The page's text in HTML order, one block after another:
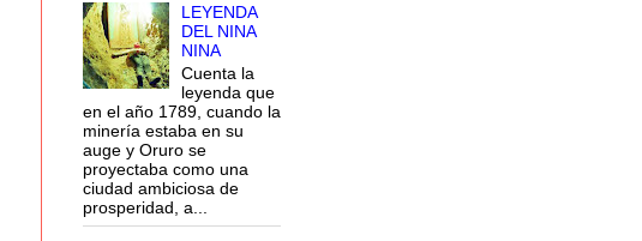
LEYENDA
DEL NINA
NINA
Cuenta la
leyenda que
en el año 1789, cuando la
minería estaba en su
auge y Oruro se
proyectaba como una
ciudad ambiciosa de
prosperidad, a...